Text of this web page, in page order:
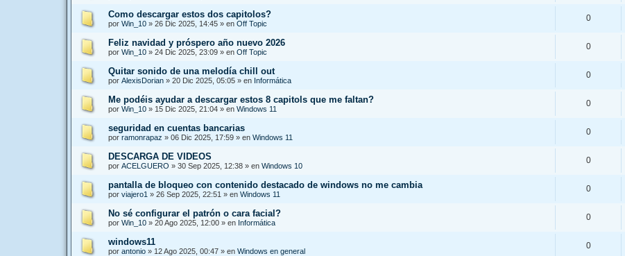
Como descargar estos dos capitolos?
por Win_10 » 26 Dic 2025, 14:45 » en Off Topic
0
Feliz navidad y próspero año nuevo 2026
por Win_10 » 24 Dic 2025, 23:09 » en Off Topic
0
Quitar sonido de una melodía chill out
por AlexisDorian » 20 Dic 2025, 05:05 » en Informática
0
Me podéis ayudar a descargar estos 8 capitols que me faltan?
por Win_10 » 15 Dic 2025, 21:04 » en Windows 11
0
seguridad en cuentas bancarias
por ramonrapaz » 06 Dic 2025, 17:59 » en Windows 11
0
DESCARGA DE VIDEOS
por ACELGUERO » 30 Sep 2025, 12:38 » en Windows 10
0
pantalla de bloqueo con contenido destacado de windows no me cambia
por viajero1 » 26 Sep 2025, 22:51 » en Windows 11
0
No sé configurar el patrón o cara facial?
por Win_10 » 20 Ago 2025, 12:00 » en Informática
0
windows11
por antonio » 12 Ago 2025, 00:47 » en Windows en general
0